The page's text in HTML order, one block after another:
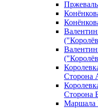
Сторона
Сторона
Маршала